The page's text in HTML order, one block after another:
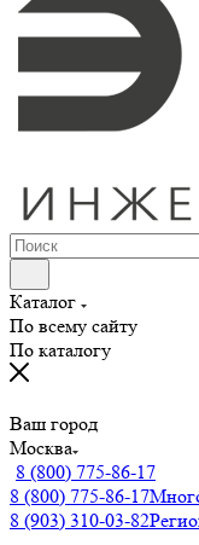
Каталог
По всему сайту
По каталогу
Ваш город
Москва
8 (800) 775-86-17
8 (800) 775-86-17
8 (903) 310-03-82